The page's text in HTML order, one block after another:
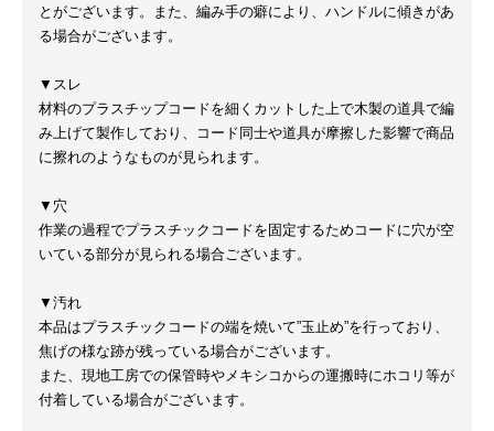
とがございます。また、編み手の癖により、ハンドルに傾きがあ
る場合がございます。
▼スレ
材料のプラスチップコードを細くカットした上で木製の道具で編
み上げて製作しており、コード同士や道具が摩擦した影響で商品
に擦れのようなものが見られます。
▼穴
作業の過程でプラスチックコードを固定するためコードに穴が空
いている部分が見られる場合ございます。
▼汚れ
本品はプラスチックコードの端を焼いて”玉止め”を行っており、
焦げの様な跡が残っている場合がございます。
また、現地工房での保管時やメキシコからの運搬時にホコリ等が
付着している場合がございます。